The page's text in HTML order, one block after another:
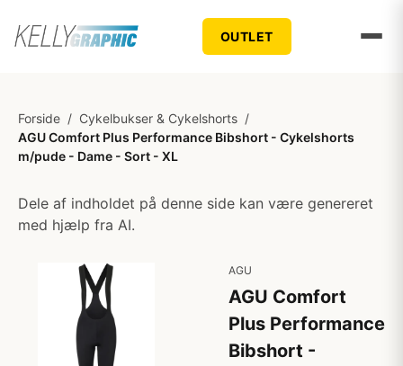
OUTLET
Forside / Cykelbukser & Cykelshorts /
AGU Comfort Plus Performance Bibshort - Cykelshorts
m/pude - Dame - Sort - XL
Dele af indholdet på denne side kan være genereret
med hjælp fra AI.
AGU
AGU Comfort
Plus Performance
Bibshort -